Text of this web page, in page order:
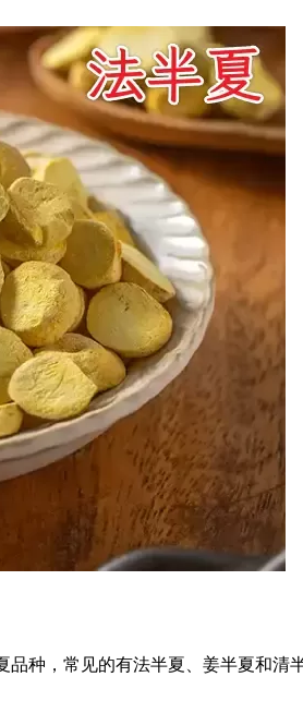
种，常见的有法半夏、姜半夏和